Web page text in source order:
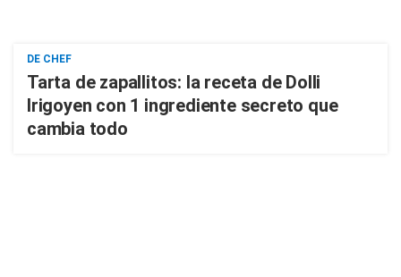
DE CHEF
Tarta de zapallitos: la receta de Dolli
Irigoyen con 1 ingrediente secreto que
cambia todo